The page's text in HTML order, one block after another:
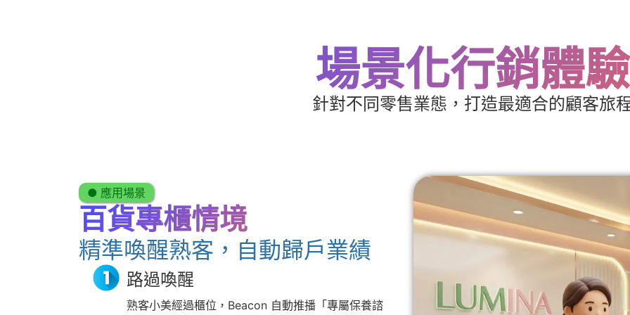
場景化行銷體驗
針對不同零售業態，打造最適合的顧客旅
● 應用場景
百貨專櫃情境
精準喚醒熟客，自動歸戶業績
路過喚醒
熟客小美經過櫃位，Beacon 自動推播「專屬保養諮